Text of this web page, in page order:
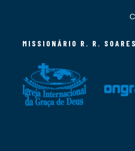
MISSIONÁRIO R. R. SOARES